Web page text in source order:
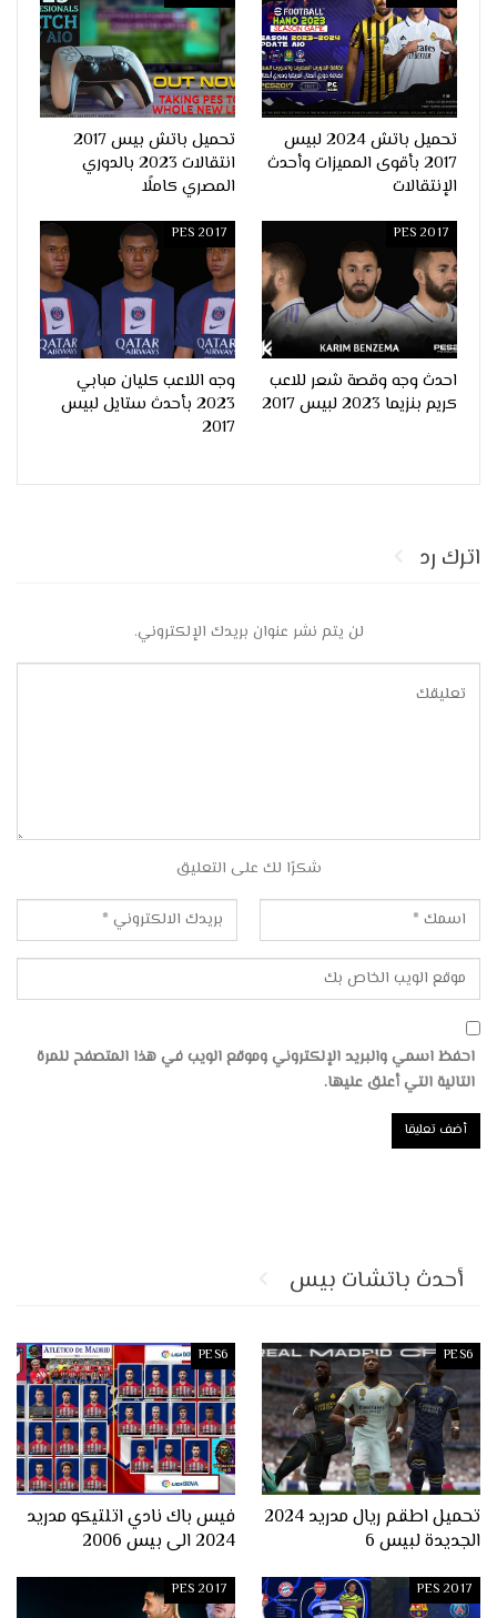
تحميل باتش 2024 لبيس
2017 بأقوى المميزات وأحدث
الإنتقالات
تحميل باتش بيس 2017
انتقالات 2023 بالدوري
المصري كاملًا
PES 2017
احدث وجه وقصة شعر للاعب
كريم بنزيما 2023 لبيس 2017
PES 2017
وجه اللاعب كليان مبابي
2023 بأحدث ستايل لبيس
2017
اترك رد
لن يتم نشر عنوان بريدك الإلكتروني.
شكرًا لك على التعليق
احفظ اسمي والبريد الإلكتروني وموقع الويب في هذا المتصفح للمرة
التالية التي أعلق عليها.
أحدث باتشات بيس
PES6
تحميل اطقم ريال مدريد 2024
الجديدة لبيس 6
PES6
فيس باك نادي اتلتيكو مدريد
2024 الى بيس 2006
PES 2017
PES 2017